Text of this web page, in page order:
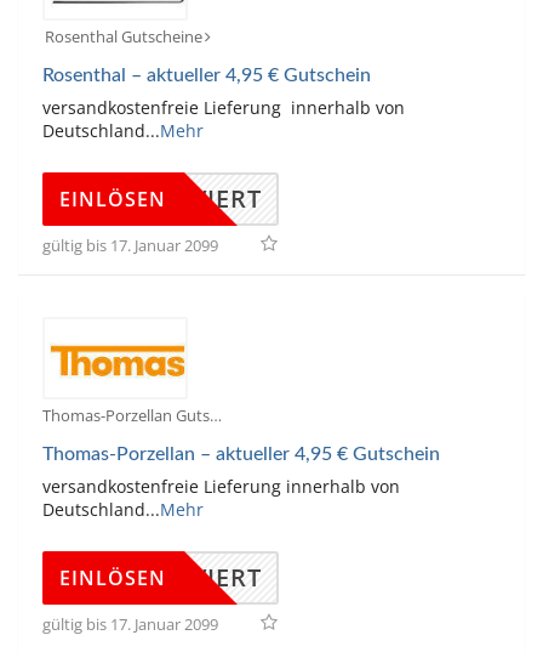
Rosenthal Gutscheine
Rosenthal – aktueller 4,95 € Gutschein
versandkostenfreie Lieferung innerhalb von
Deutschland...Mehr
KTIVIERT
EINLÖSEN
gültig bis 17. Januar 2099
Thomas-Porzellan Gutscheine
Thomas-Porzellan – aktueller 4,95 € Gutschein
versandkostenfreie Lieferung innerhalb von
Deutschland...Mehr
KTIVIERT
EINLÖSEN
gültig bis 17. Januar 2099